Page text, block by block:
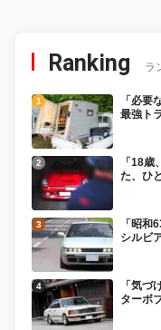
Ranking ラ
「必要
最強ト
「18
た、ひ
「昭
シルビ
「気づ
ターボ